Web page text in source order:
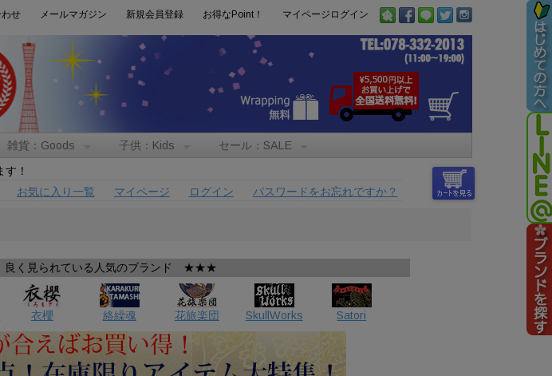
せ メールマガジン 新規会員登録 お得なPoint！ マイページログイン
雑貨：Goods 子供：Kids セール：SALE
！
お気に入り一覧
マイページ ログイン パスワードをお忘れですか？
見られている人気のブランド ★★★
衣櫻 絡繰魂 花旅楽団 SkullWorks Satori